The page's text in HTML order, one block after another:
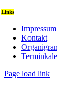
Links
Kontakt
Page load link